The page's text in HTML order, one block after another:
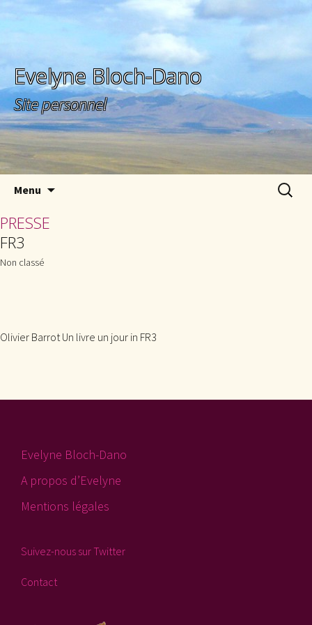
Evelyne Bloch-Dano
Site personnel
Menu
PRESSE
FR3
Non classé
Olivier Barrot Un livre un jour in FR3
Evelyne Bloch-Dano
A propos d’Evelyne
Mentions légales
Suivez-nous sur Twitter
Contact